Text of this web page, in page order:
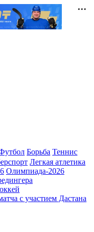
Борьба Теннис
Легкая атлетика
Олимпиада-2026
с участием Дастана